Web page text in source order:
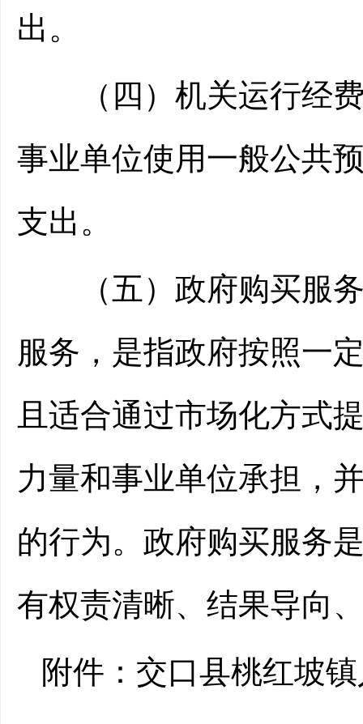
出。
（四）机关运行经费
事业单位使用一般公共
支出。
（五）政府购买服务
服务，是指政府按照一
且适合通过市场化方式
力量和事业单位承担，
的行为。政府购买服务
有权责清晰、结果导向
附件： 交口县桃红坡